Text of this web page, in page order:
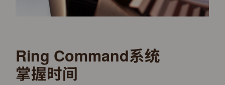
Ring Command系统
掌握时间